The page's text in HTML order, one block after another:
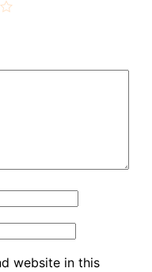
website in this